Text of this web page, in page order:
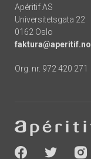
Apéritif AS
Universitetsgata 22
0162 Oslo
faktura@aperitif.no
Org. nr. 972 420 271
-